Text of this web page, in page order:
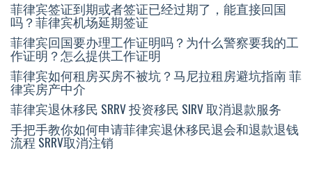
菲律宾签证到期或者签证已经过期了，能直接回国
吗？菲律宾机场延期签证
菲律宾回国要办理工作证明吗？为什么警察要我的工
作证明？怎么提供工作证明
菲律宾如何租房买房不被坑？马尼拉租房避坑指南 菲
律宾房产中介
菲律宾退休移民 SRRV 投资移民 SIRV 取消退款服务
手把手教你如何申请菲律宾退休移民退会和退款退钱
流程 SRRV取消注销